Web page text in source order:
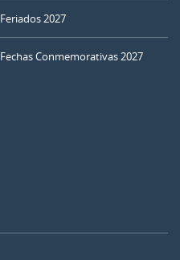
Feriados 2027
Fechas Conmemorativas 2027